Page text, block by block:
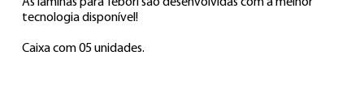
tecnologia disponível!
Caixa com 05 unidades.